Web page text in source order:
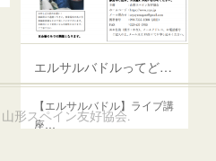
エルサルバドルってどんな国？8月27日
【エルサルバドル】ライブ講
座…
山形スペイン友好協会.